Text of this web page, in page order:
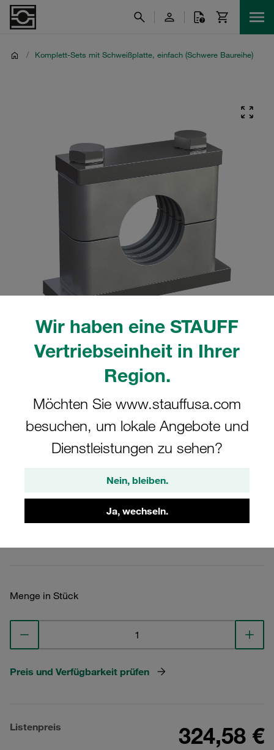
Wir haben eine STAUFF
Vertriebseinheit in Ihrer
Region.
Möchten Sie www.stauffusa.com
besuchen, um lokale Angebote und
Dienstleistungen zu sehen?
Nein, bleiben.
Ja, wechseln.
/ Komplett-Sets mit Schweißplatte, einfach (Schwere Baureihe)
Bitte beachten Sie: Das Bild dient nur zur Veranschaulichung und kann vom
Komplettschelle Schwere Baureihe Gr.
9S Ø140mm Aluminium W25 Deckpl.,
AS-Schraube Anschweißpl.
SPAL-9140-AL-DPAL-AS-M-W25
STAUFF Materialnr. 1110028484
Menge in Stück
Preis und Verfügbarkeit prüfen
Listenpreis 324,58 €